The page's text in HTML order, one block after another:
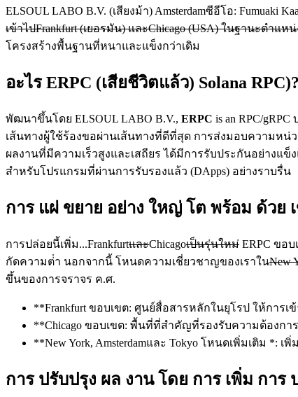
ELSOUL LABO B.V. (เสียงม้า) Amsterdamซีอีโอ: Fumuaki
เข้าไปFrankfurt (เยอรมัน)และChicago (USA)ในฐานะตําแห
โครงสร้างพื้นฐานที่หนาและแข็งกว่าเดิม
อะไร ERPC (เสียชีวิตแล้ว) Solana RPC)?
พัฒนาขึ้นโดย ELSOUL LABO B.V., ERPC is an RPC/
เส้นทางผู้ใช้ร้องขอผ่านเส้นทางที่ดีที่สุด การส่งมอบความหน่
ผลงานที่มีความเร็วสูงและเสถียร ได้มีการรับประกันอย่างแ
สําหรับโปรแกรมที่ผ่านการรับรองแล้ว (DApps) อย่างราบรื่น
การ แผ่ ขยาย อย่าง ใหญ่ โต พร้อม ด้วย
การปล่อยนี้เพิ่ม...FrankfurtและChicagoเป็นรุ่นใหม่ ERPC ขอ
กัดความต่ํา นอกจากนี้ โหนดความเชี่ยวชาญของเราในNew
ขึ้นของการจราจร ค.ศ.
**Frankfurt ขอบเขต: ศูนย์สื่อสารหลักในยุโรป ให้การเ
**Chicago ขอบเขต: พื้นที่ที่สําคัญที่รองรับความต้องก
**New York, Amsterdamและ Tokyo โหนดเพิ่มเติม
การ ปรับปรุง ผล งาน โดย การ เพิ่ม การ